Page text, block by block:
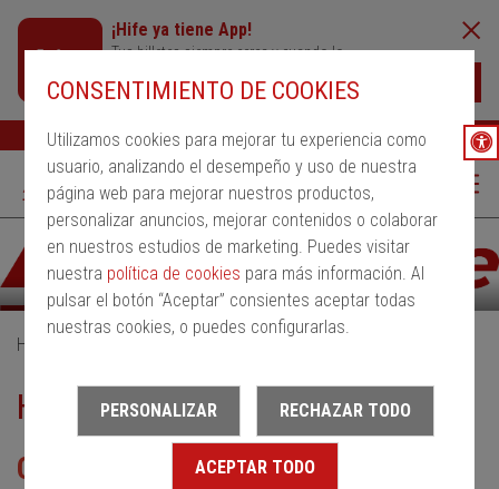
CONSENTIMIENTO DE COOKIES
Utilizamos cookies para mejorar tu experiencia como
usuario, analizando el desempeño y uso de nuestra
página web para mejorar nuestros productos,
personalizar anuncios, mejorar contenidos o colaborar
en nuestros estudios de marketing. Puedes visitar
nuestra política de cookies para más información. Al
pulsar el botón “Aceptar” consientes aceptar todas
nuestras cookies, o puedes configurarlas.
PERSONALIZAR RECHAZAR TODO
ACEPTAR TODO
¡Hife ya tiene App!
Tus billetes siempre cerca y cuando lo
Buscar Ayuda ESP
Home
HIFE ENLACE
Conecta tu viaje con más destinos